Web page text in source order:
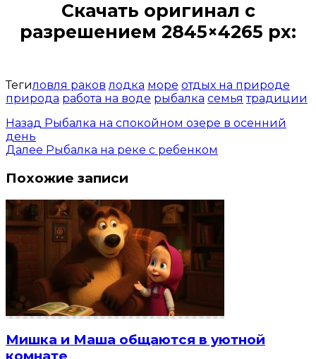
Скачать оригинал с
разрешением 2845×4265 px:
Тегиловля раков лодка море отдых на природе
природа работа на воде рыбалка семья традиции
Назад Рыбалка на спокойном озере в осенний
день
Далее Рыбалка на реке с ребенком
Похожие записи
Мишка и Маша общаются в уютной